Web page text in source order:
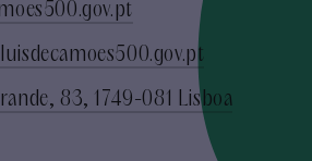
83, 1749-081 Lisboa